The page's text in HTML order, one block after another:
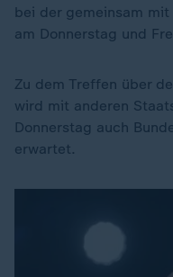
bei der gemeinsam mit
am Donnerstag und
Zu dem Treffen über
wird mit anderen
Donnerstag auch
erwartet.